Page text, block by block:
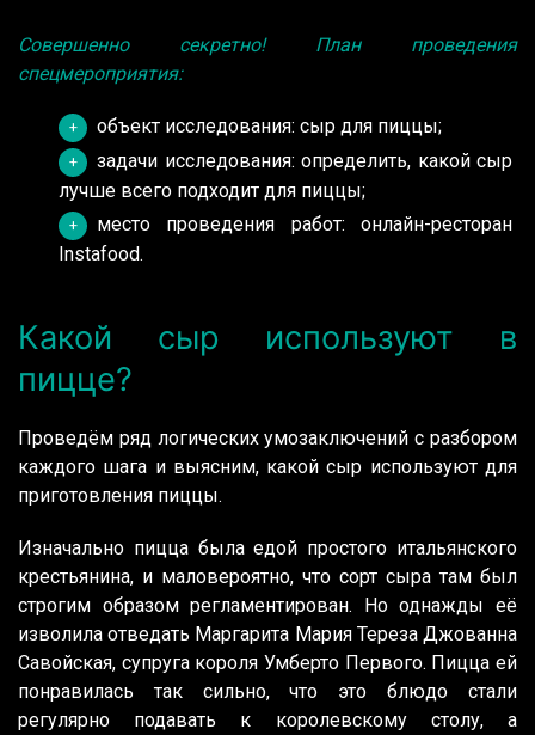
Совершенно секретно! План проведения
спецмероприятия:
объект исследования: сыр для пиццы;
задачи исследования: определить, какой сыр
лучше всего подходит для пиццы;
место проведения работ: онлайн-ресторан
Instafood.
Какой сыр используют в
пицце?
Проведём ряд логических умозаключений с разбором
каждого шага и выясним, какой сыр используют для
приготовления пиццы.
Изначально пицца была едой простого итальянского
крестьянина, и маловероятно, что сорт сыра там был
строгим образом регламентирован. Но однажды её
изволила отведать Маргарита Мария Тереза Джованна
Савойская, супруга короля Умберто Первого. Пицца ей
понравилась так сильно, что это блюдо стали
регулярно подавать к королевскому столу, а